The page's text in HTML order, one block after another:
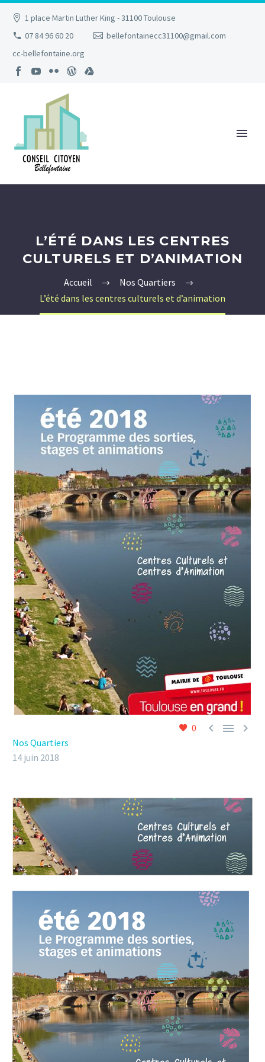
1 place Martin Luther King - 31100 Toulouse
07 84 96 60 20
bellefontainecc31100@gmail.com
cc-bellefontaine.org
L’ÉTÉ DANS LES CENTRES
CULTURELS ET D’ANIMATION
Accueil
Nos Quartiers
L’été dans les centres culturels et d’animation
0   
Nos Quartiers
14 juin 2018